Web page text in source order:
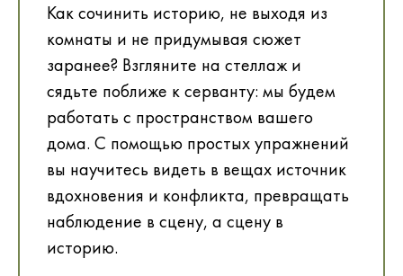
Как сочинить историю, не выходя из
комнаты и не придумывая сюжет
заранее? Взгляните на стеллаж и
сядьте поближе к серванту: мы будем
работать с пространством вашего
дома. С помощью простых упражнений
вы научитесь видеть в вещах источник
вдохновения и конфликта, превращать
наблюдение в сцену, а сцену в
историю.